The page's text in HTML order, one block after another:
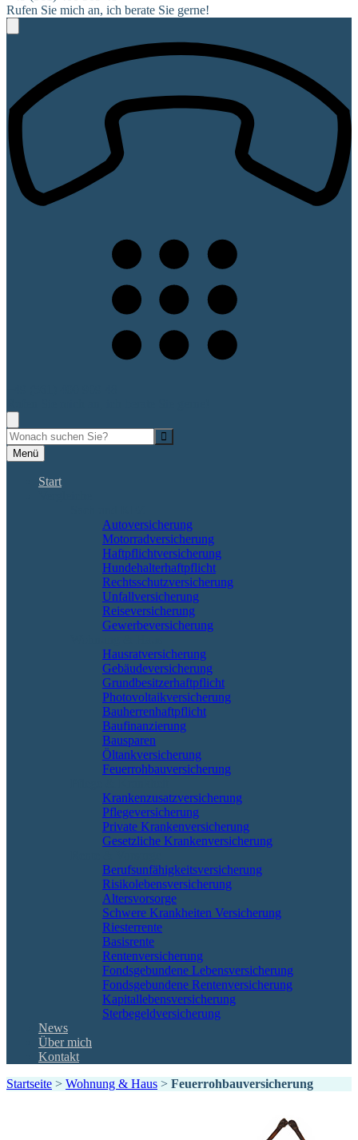
Rufen Sie mich an, ich berate Sie gerne!
Menü
Start
Autoversicherung
Motorradversicherung
Haftpflichtversicherung
Hundehalterhaftpflicht
Rechtsschutzversicherung
Unfallversicherung
Reiseversicherung
Gewerbeversicherung
Hausratversicherung
Gebäudeversicherung
Grundbesitzerhaftpflicht
Photovoltaikversicherung
Bauherrenhaftpflicht
Baufinanzierung
Bausparen
Öltankversicherung
Feuerrohbauversicherung
Krankenzusatzversicherung
Pflegeversicherung
Private Krankenversicherung
Gesetzliche Krankenversicherung
Berufs­unfähigkeitsversicherung
Risikolebensversicherung
Altersvorsorge
Schwere Krankheiten Versicherung
Riesterrente
Basisrente
Rentenversicherung
Fondsgebundene Lebensversicherung
Fondsgebundene Rentenversicherung
Kapitallebensversicherung
Sterbegeldversicherung
News
Über mich
Kontakt
Startseite > Wohnung & Haus > Feuerrohbauversicherung